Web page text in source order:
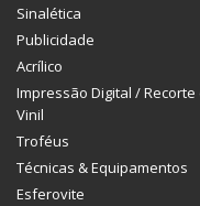
Sinalética
Publicidade
Acrílico
Impressão Digital / Recorte
Vinil
Troféus
Técnicas & Equipamentos
Esferovite